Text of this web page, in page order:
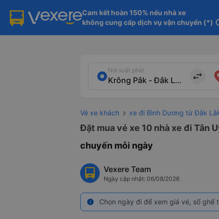
Cam kết hoàn 150% nếu nhà xe
không cung cấp dịch vụ vận chuyển (*)
Nơi xuất phát
import_export
Vé xe khách xe đi Bình Dương từ Đắk
Đặt mua vé xe 10 nhà xe đi Tân
chuyến mỗi ngày
Vexere Team
Ngày cập nhật: 06/08/2026
info Chọn ngày đi để xem giá vé, số